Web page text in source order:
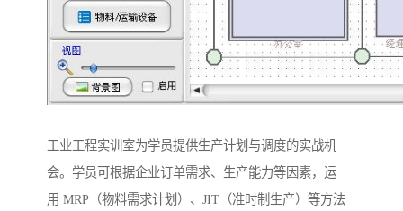
工业工程实训室为学员提供生产计划与调度的实战机
会。学员可根据企业订单需求、生产能力等因素，运
用 MRP（物料需求计划）、JIT（准时制生产）等方法